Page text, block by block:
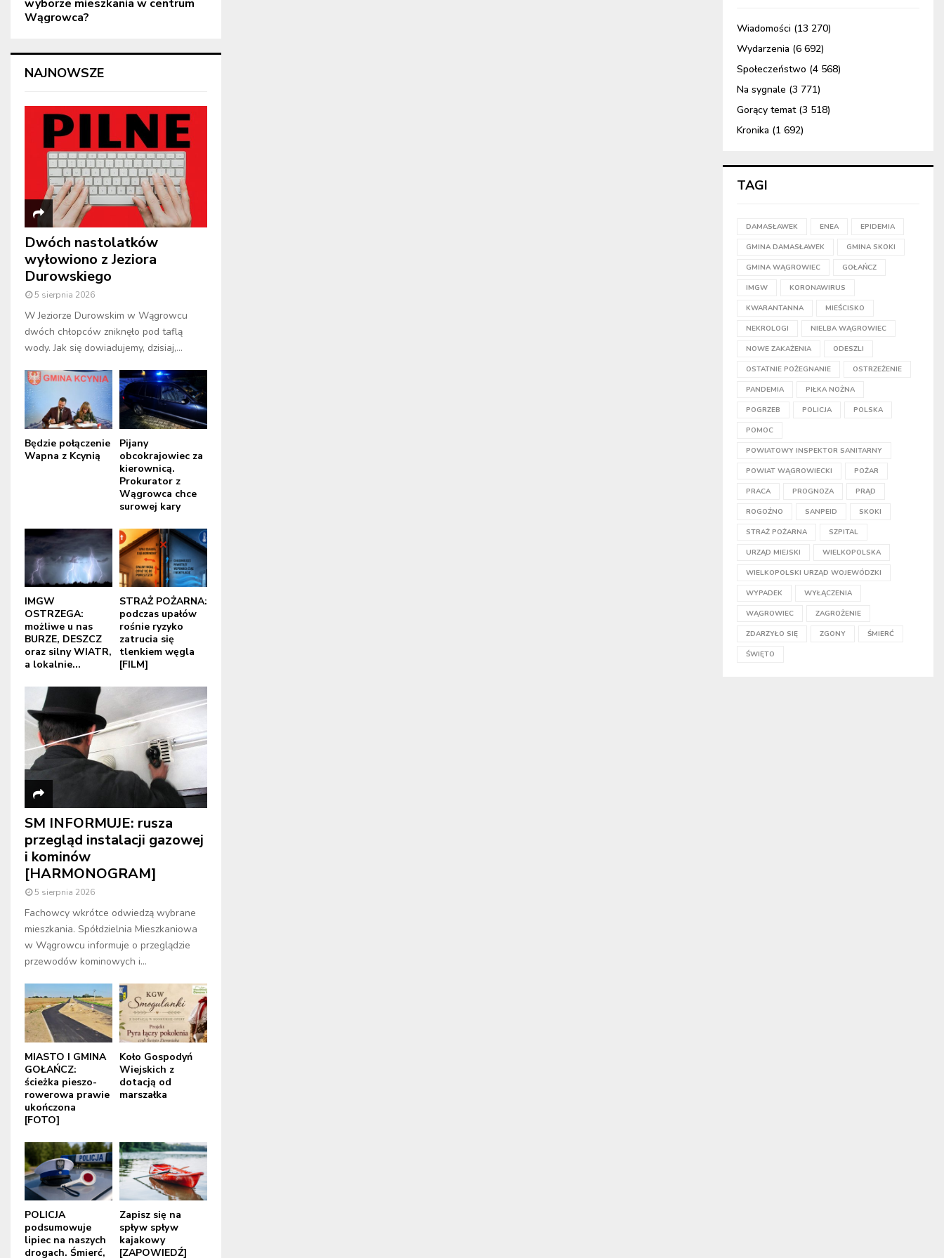
wyborze mieszkania w centrum
Wągrowca?
NAJNOWSZE
Dwóch nastolatków
wyłowiono z Jeziora
Durowskiego
5 sierpnia 2026
W Jeziorze Durowskim w Wągrowcu
dwóch chłopców zniknęło pod taflą
wody. Jak się dowiadujemy, dzisiaj,...
Będzie połączenie
Wapna z Kcynią
Pijany
obcokrajowiec za
kierownicą.
Prokurator z
Wągrowca chce
surowej kary
IMGW
OSTRZEGA:
możliwe u nas
BURZE, DESZCZ
oraz silny WIATR,
a lokalnie...
STRAŻ POŻARNA:
podczas upałów
rośnie ryzyko
zatrucia się
tlenkiem węgla
[FILM]
SM INFORMUJE: rusza
przegląd instalacji gazowej
i kominów
[HARMONOGRAM]
5 sierpnia 2026
Fachowcy wkrótce odwiedzą wybrane
mieszkania. Spółdzielnia Mieszkaniowa
w Wągrowcu informuje o przeglądzie
przewodów kominowych i...
MIASTO I GMINA
GOŁAŃCZ:
ścieżka pieszo-
rowerowa prawie
ukończona
[FOTO]
Koło Gospodyń
Wiejskich z
dotacją od
marszałka
POLICJA
podsumowuje
lipiec na naszych
drogach. Śmierć,
Zapisz się na
spływ spływ
kajakowy
[ZAPOWIEDŹ]
Wiadomości (13 270)
Wydarzenia (6 692)
Społeczeństwo (4 568)
Na sygnale (3 771)
Gorący temat(3 518)
Kronika (1 692)
TAGI
DAMASŁAWEK ENEA EPIDEMIA
GMINA DAMASŁAWEK GMINA SKOKI
GMINA WĄGROWIEC GOŁAŃCZ
IMGW KORONAWIRUS
KWARANTANNA MIEŚCISKO
NEKROLOGI NIELBA WĄGROWIEC
NOWE ZAKAŻENIA ODESZLI
OSTATNIE POŻEGNANIE OSTRZEŻENIE
PANDEMIA PIŁKA NOŻNA
POGRZEB POLICJA POLSKA
POMOC
POWIATOWY INSPEKTOR SANITARNY
POWIAT WĄGROWIECKI POŻAR
PRACA PROGNOZA PRĄD
ROGOŹNO SANPEID SKOKI
STRAŻ POŻARNA SZPITAL
URZĄD MIEJSKI WIELKOPOLSKA
WIELKOPOLSKI URZĄD WOJEWÓDZKI
WYPADEK WYŁĄCZENIA
WĄGROWIEC ZAGROŻENIE
ZDARZYŁO SIĘ ZGONY ŚMIERĆ
ŚWIĘTO